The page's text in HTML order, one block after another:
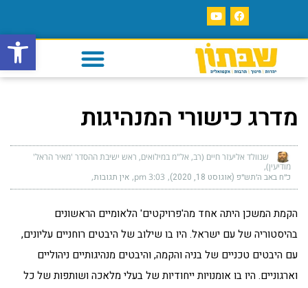
פתח
מדרג כישורי המנהיגות
שנוולד אליעזר חיים (רב, אל"מ במילואים, ראש ישיבת ההסדר 'מאיר הראל'
מודיעין)
כ״ח באב ה׳תש״פ (אוגוסט 18, 2020) 3:03 pm אין תגובות
הקמת המשכן היתה אחד מה'פרויקטים' הלאומיים הראשונים
בהיסטוריה של עם ישראל. היו בו שילוב של היבטים רוחניים עליונים,
עם היבטים טכניים של בניה והקמה, והיבטים מנהיגותיים ניהוליים
וארגוניים. היו בו אומנויות ייחודיות של בעלי מלאכה ושותפות של כל